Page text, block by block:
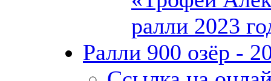
ралли 2023
Ралли 900 озёр -